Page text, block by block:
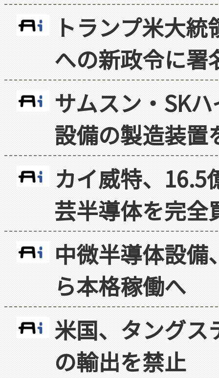
トランプ米大
への新政令に署
サムスン・SK
設備の製造装置
カイ威特、16.5
芸半導体を完全
中微半導体設
ら本格稼働へ
米国、タングス
の輸出を禁止